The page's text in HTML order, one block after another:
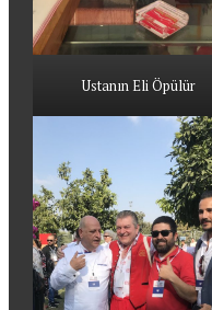
Ustanın Eli Öpülür